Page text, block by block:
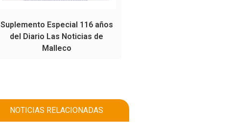
Suplemento Especial 116 años
del Diario Las Noticias de
Malleco
NOTICIAS RELACIONADAS